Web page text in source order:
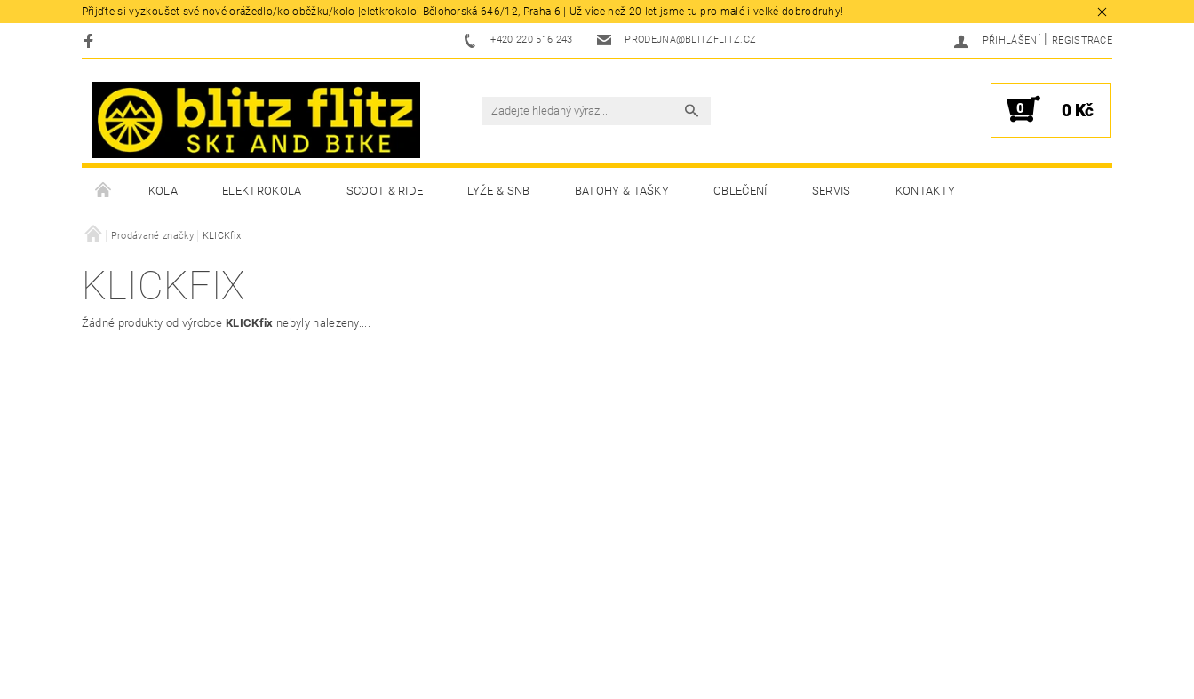
Přijďte si vyzkoušet své nové orážedlo/koloběžku/kolo |eletkrokolo! Bělohorská 646/12, Praha 6 | Už více než 20 let jsme tu pro malé i velké dobrodruhy!
+420 220 516 243 PRODEJNA@BLITZFLITZ.CZ PŘIHLÁŠENÍ REGISTRACE
0 0 Kč
KOLA ELEKTROKOLA SCOOT & RIDE LYŽE & SNB BATOHY & TAŠKY OBLEČENÍ SERVIS KONTAKTY
Prodávané značky KLICKfix
KLICKFIX
Žádné produkty od výrobceKLICKfix nebyly nalezeny....